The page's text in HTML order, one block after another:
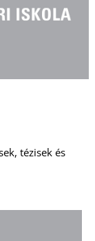
tézisek és